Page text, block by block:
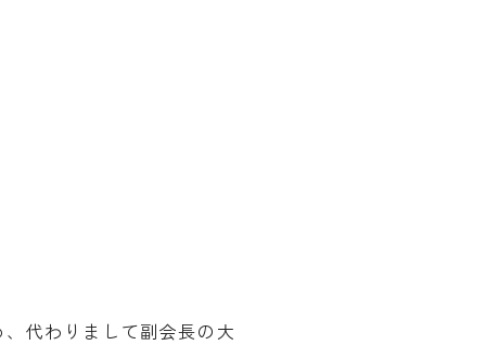
代わりまして副会長の大